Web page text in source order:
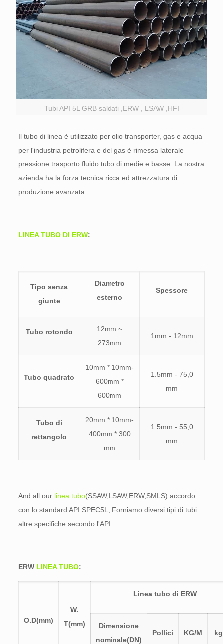
Tubi API 5L GRB saldati ,ERW , LSAW ,HFI
Il tubo di linea è utilizzato per olio transporter, gas e acqua
per l'industria petrolifera e del gas è rimessa laterale
pressione trasporto fluido tubo di medie e basse. La nostra
azienda ha la forza tecnica ricca ed attrezzatura di
produzione avanzata.
LINEA TUBO DI ERW:
Tipo senza
giunte
Diametro
esterno
Spessore
Tubo rotondo
12mm ~
273mm
1mm - 12mm
Tubo quadrato
10mm * 10mm-
600mm *
600mm
1.5mm - 75,0
mm
Tubo di
rettangolo
20mm * 10mm-
400mm * 300
mm
1.5mm - 55,0
mm
And all our linea tubo(SSAW,LSAW,ERW,SMLS) accordo
con lo standard API SPEC5L, Forniamo diversi tipi di tubi
altre specifiche secondo l'API.
ERW LINEA TUBO:
O.D(mm)
W.
T(mm)
Linea tubo di ERW
Dimensione
nominale(DN)
Pollici KG/M